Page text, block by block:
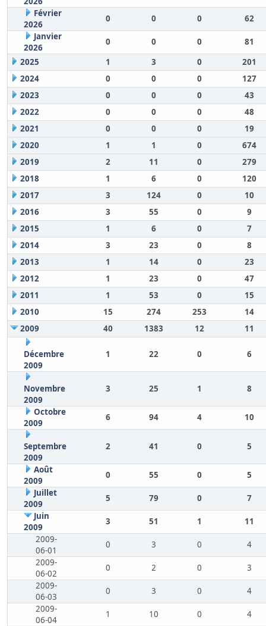
Février
2026
0 0 0
62
Janvier
2026
0 0 0
81
2025
1 3 0
201
2024
0 0 0
127
2023
0 0 0
43
2022
0 0 0
48
2021
0 0 0
19
2020
1 1 0
674
2019
2 11 0
279
2018
1 6 0
120
2017
3 124 0
10
2016
3 55 0
9
2015
1 6 0
7
2014
3 23 0
8
2013
1 14 0
23
2012
1 23 0
47
2011
1 53 0
15
2010
15 274 253
14
2009
40 1383 12 11
Décembre
2009
1 22 0 6
Novembre
2009
3 25 1 8
Octobre
2009
6 94 4 10
Septembre
2009
2 41 0 5
Août
2009
0 55 0
5
Juillet
2009
5 79 0
7
Juin
2009
3 51 1
11
2009-
06-01
0 3 0
4
2009-
06-02
0 2 0
3
2009-
06-03
0 3 0
4
2009-
06-04
1 10 0
4